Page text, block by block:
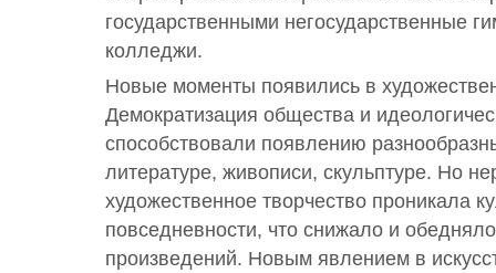
государственными негосударственные
колледжи.
Новые моменты появились в
Демократизация общества и
способствовали появлению
литературе, живописи, скульптуре. Но
художественное творчество проникала
повседневности, что снижало и
произведений. Новым явлением в